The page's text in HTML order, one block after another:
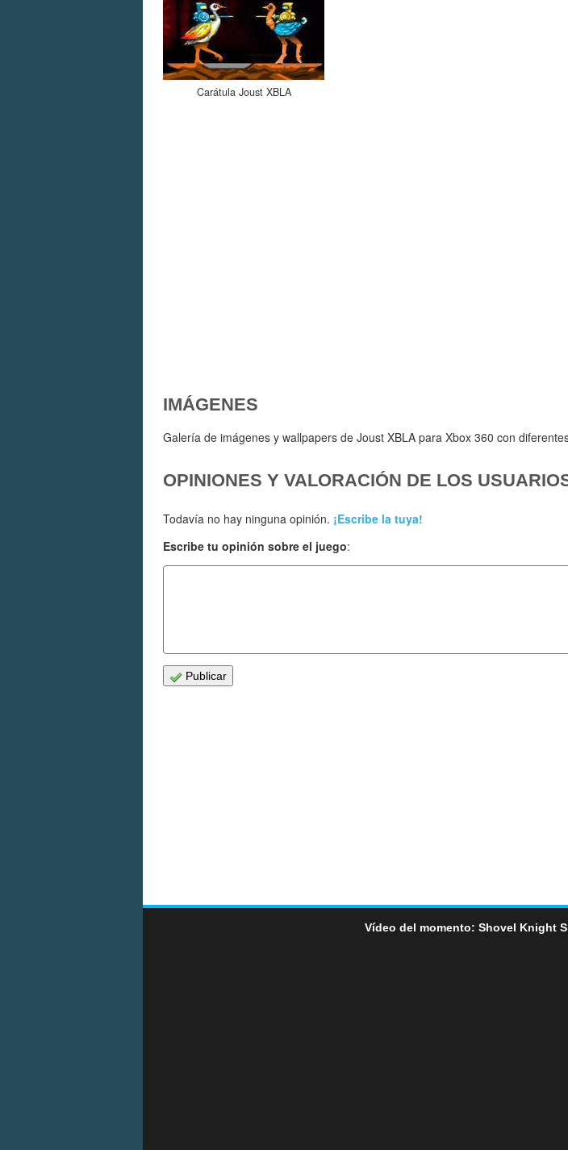
Carátula Joust XBLA
IMÁGENES
Galería de imágenes y wallpapers de Joust XBLA para Xbox 360 con
OPINIONES Y VALORACIÓN DE LOS
Todavía no hay ninguna opinión. ¡Escribe la tuya!
Escribe tu opinión sobre el juego:
Publicar
Vídeo del momento: Shovel Knight